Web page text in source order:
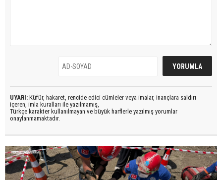
UYARI: Küfür, hakaret, rencide edici cümleler veya imalar, inançlara saldırı
içeren, imla kuralları ile yazılmamış,
Türkçe karakter kullanılmayan ve büyük harflerle yazılmış yorumlar
onaylanmamaktadır.